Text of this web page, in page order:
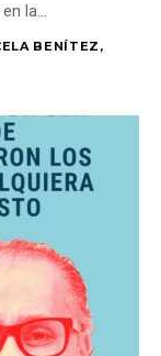
la...
BENÍTEZ,